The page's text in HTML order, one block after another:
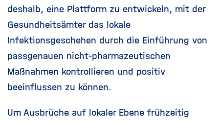
deshalb, eine Plattform zu entwickeln, mit der
Gesundheitsämter das lokale
Infektionsgeschehen durch die Einführung von
passgenauen nicht-pharmazeutischen
Maßnahmen kontrollieren und positiv
beeinflussen zu können.
Um Ausbrüche auf lokaler Ebene frühzeitig